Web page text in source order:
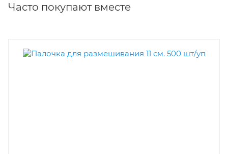
Часто покупают вместе